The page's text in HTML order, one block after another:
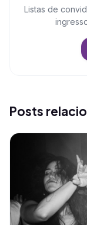
Listas de
Posts